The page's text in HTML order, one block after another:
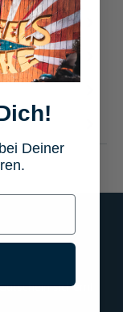
sichern!
Deiner